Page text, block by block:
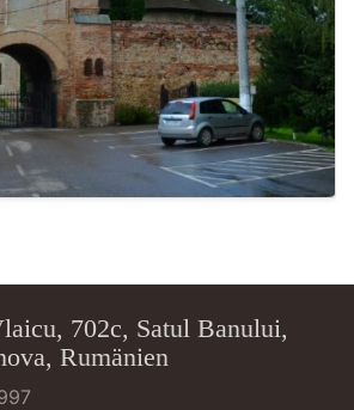
702c, Satul Banului,
Rumänien